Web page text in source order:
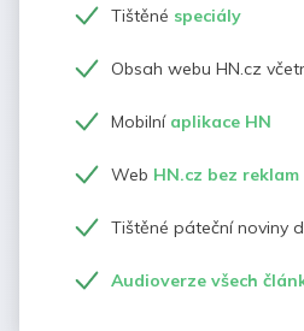
Tištěné speciály
Obsah webu HN.cz
Mobilní aplikace HN
Web HN.cz bez reklam
Tištěné páteční noviny
Audioverze všech